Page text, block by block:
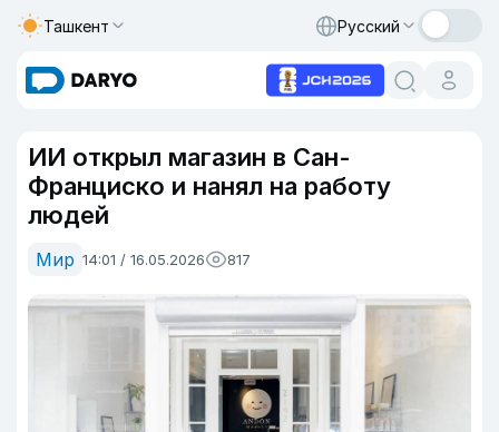
Ташкент Русский
ИИ открыл магазин в Сан-
Франциско и нанял на работу
людей
Мир 14:01 / 16.05.2026 817